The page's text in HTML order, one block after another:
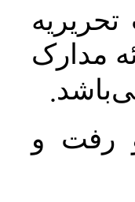
مدارک
.
رفت و